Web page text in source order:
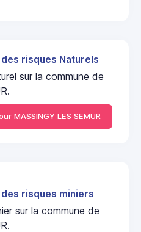
risques Naturels
sur la commune de
MASSINGY LES SEMUR
risques miniers
sur la commune de